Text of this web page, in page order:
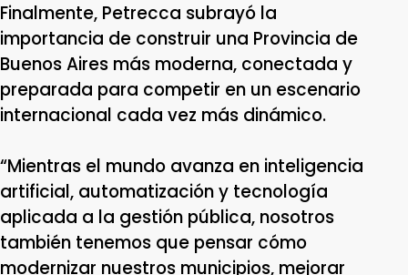
Finalmente, Petrecca subrayó la
importancia de construir una Provincia de
Buenos Aires más moderna, conectada y
preparada para competir en un escenario
internacional cada vez más dinámico.
“Mientras el mundo avanza en inteligencia
artificial, automatización y tecnología
aplicada a la gestión pública, nosotros
también tenemos que pensar cómo
modernizar nuestros municipios, mejorar